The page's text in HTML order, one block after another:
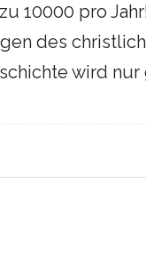
10000 pro
des
wird